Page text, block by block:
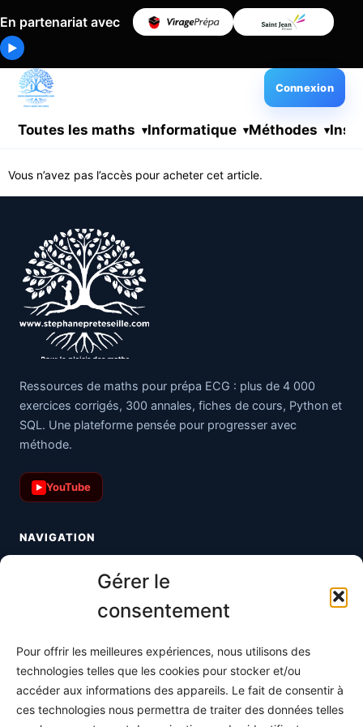
Gérer le
consentement
Pour offrir les meilleures expériences, nous utilisons des
technologies telles que les cookies pour stocker et/ou
accéder aux informations des appareils. Le fait de consentir à
ces technologies nous permettra de traiter des données telles
En partenariat avec
▶
Toutes les maths Informatique Méthodes
Connexion
Vous n’avez pas l’accès pour acheter cet article.
Ressources de maths pour prépa ECG : plus de 4 000
exercices corrigés, 300 annales, fiches de cours, Python et
SQL. Une plateforme pensée pour progresser avec
méthode.
▶ YouTube
NAVIGATION
Toutes les maths
S'abonner
À propos
Contact / Support